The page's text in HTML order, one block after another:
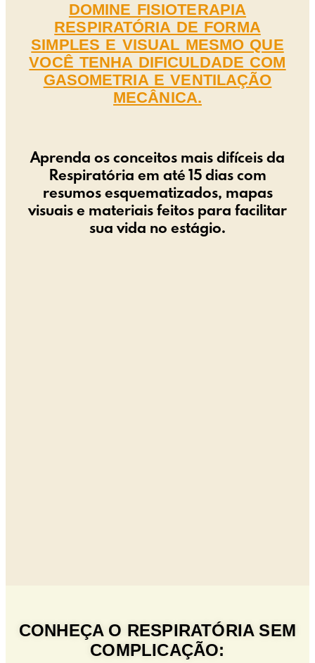
DOMINE FISIOTERAPIA
RESPIRATÓRIA DE FORMA
SIMPLES E VISUAL MESMO QUE
VOCÊ TENHA DIFICULDADE COM
GASOMETRIA E VENTILAÇÃO
MECÂNICA.
Aprenda os conceitos mais difíceis da
Respiratória em até 15 dias com
resumos esquematizados, mapas
visuais e materiais feitos para facilitar
sua vida no estágio.
CONHEÇA O RESPIRATÓRIA SEM
COMPLICAÇÃO: